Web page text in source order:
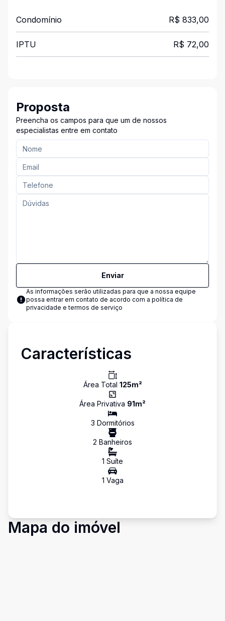
Condomínio R$ 833,00
IPTU R$ 72,00
Proposta
Preencha os campos para que um de nossos
especialistas entre em contato
Enviar
As informações serão utilizadas para que a nossa equipe
possa entrar em contato de acordo com a política de
privacidade e termos de serviço
Características
Área Total 125m²
Área Privativa 91m²
3 Dormitórios
2 Banheiros
1 Suíte
1 Vaga
Mapa do imóvel